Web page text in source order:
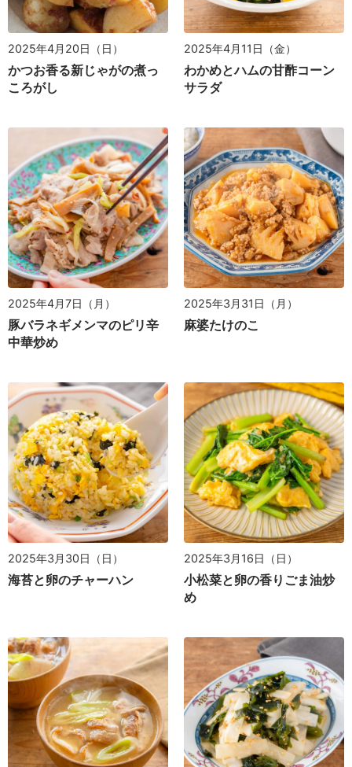
2025年4月20日（日）
かつお香る新じゃがの煮っ
ころがし
2025年4月11日（金）
わかめとハムの甘酢コーン
サラダ
2025年4月7日（月）
豚バラネギメンマのピリ辛
中華炒め
2025年3月31日（月）
麻婆たけのこ
2025年3月30日（日）
海苔と卵のチャーハン
2025年3月16日（日）
小松菜と卵の香りごま油炒
め